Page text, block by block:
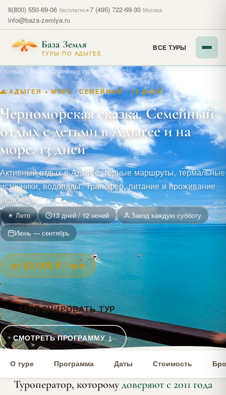
8(800) 550-69-06 бесплатно+7 (495) 722-69-30 Москва
info@baza-zemlya.ru
База Земля
ТУРЫ ПО АДЫГЕЕ
ВСЕ ТУРЫ
Главная Туры— Семейные туры—Лето 2026
🌊 АДЫГЕЯ + МОРЕ · СЕМЕЙНЫЙ · 13 ДНЕЙ
Черноморская сказка. Семейный
отдых с детьми в Адыгее и на
море. 13 дней
Активный отдых в Адыгее: горные маршруты, термальные
источники, водопады. Трансфер, питание и проживание
включены.
☀ Лето 13 дней / 12 ночей
Заезд каждую субботу
Июнь — сентябрь
от 63 000 ₽ / чел
ЗАБРОНИРОВАТЬ ТУР
СМОТРЕТЬ ПРОГРАММУ ↓
О туре Программа Даты Стоимость
Туроператор, которомудоверяют с 2011 года